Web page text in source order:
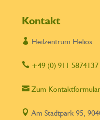
Kontakt
 Heilzentrum Helios
+49 (0) 911 5874137
Zum Kontaktformular
 Am Stadtpark 95,